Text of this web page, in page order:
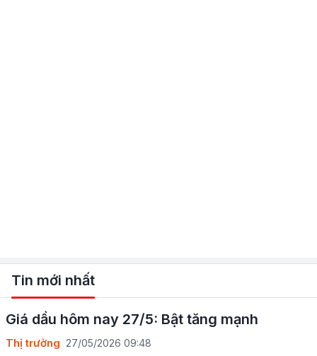
Tin mới nhất
Giá dầu hôm nay 27/5: Bật tăng mạnh
Thị trường 27/05/2026 09:48